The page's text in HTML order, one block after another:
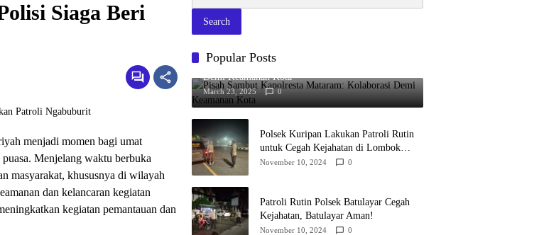
Siaga Beri
menjadi momen bagi umat
Menjelang waktu berbuka
masyarakat, khususnya di wilayah
dan kelancaran kegiatan
kegiatan pemantauan dan
Search
Popular Posts
Pisah Sambut Kapolresta Mataram: Kolaborasi
Demi Keamanan Kota
March 23, 2025 0
Polsek Kuripan Lakukan Patroli Rutin
untuk Cegah Kejahatan di Lombok
Barat
November 10, 2024 0
Patroli Rutin Polsek Batulayar Cegah
Kejahatan, Batulayar Aman!
November 10, 2024 0